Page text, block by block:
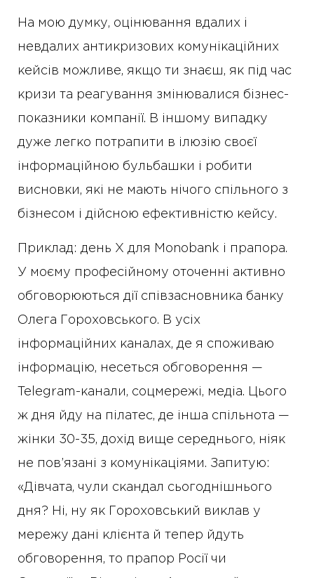
На мою думку, оцінювання вдалих і
невдалих антикризових комунікаційних
кейсів можливе, якщо ти знаєш, як під час
кризи та реагування змінювалися бізнес-
показники компанії. В іншому випадку
дуже легко потрапити в ілюзію своєї
інформаційною бульбашки і робити
висновки, які не мають нічого спільного з
бізнесом і дійсною ефективністю кейсу.
Приклад: день Х для Monobank і прапора.
У моєму професійному оточенні активно
обговорюються дії співзасновника банку
Олега Гороховського. В усіх
інформаційних каналах, де я споживаю
інформацію, несеться обговорення —
Telegram-канали, соцмережі, медіа. Цього
ж дня йду на пілатес, де інша спільнота —
жінки 30-35, дохід вище середнього, ніяк
не пов’язані з комунікаціями. Запитую:
«Дівчата, чули скандал сьогоднішнього
дня? Ні, ну як Гороховський виклав у
мережу дані клієнта й тепер йдуть
обговорення, то прапор Росії чи